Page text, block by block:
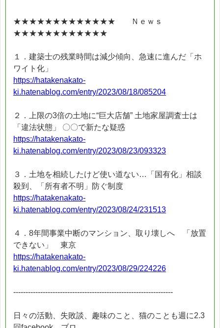
★★★★★★★★★★★★★ Ｎｅｗｓ
★★★★★★★★★★★★
１．建築士の残業時間は減少傾向、急速に進んだ「ホ
ワイト化」
https://hatakenakato-
ki.hatenablog.com/entry/2023/08/18/085204
２．上限の3倍の土地に“巨大店舗” 土地家屋調査士は
「違法状態」 〇〇で新たな疑惑
https://hatakenakato-
ki.hatenablog.com/entry/2023/08/23/093323
３．土地を相続したけど使い道ない…「国有化」相談
殺到、「所有者不明」防ぐ制度
https://hatakenakato-
ki.hatenablog.com/entry/2023/08/24/231513
４．8年間事業中断のマンション、取り壊しへ 「放置
できない」 東京
https://hatakenakato-
ki.hatenablog.com/entry/2023/08/29/224226
-----------------------------------------------------------------
日々の活動、失敗談、趣味のこと、猫のことも週に2.3